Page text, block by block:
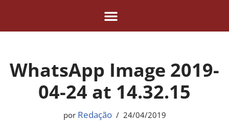
conteúdo
WhatsApp Image 2019-
04-24 at 14.32.15
por Redação 24/04/2019